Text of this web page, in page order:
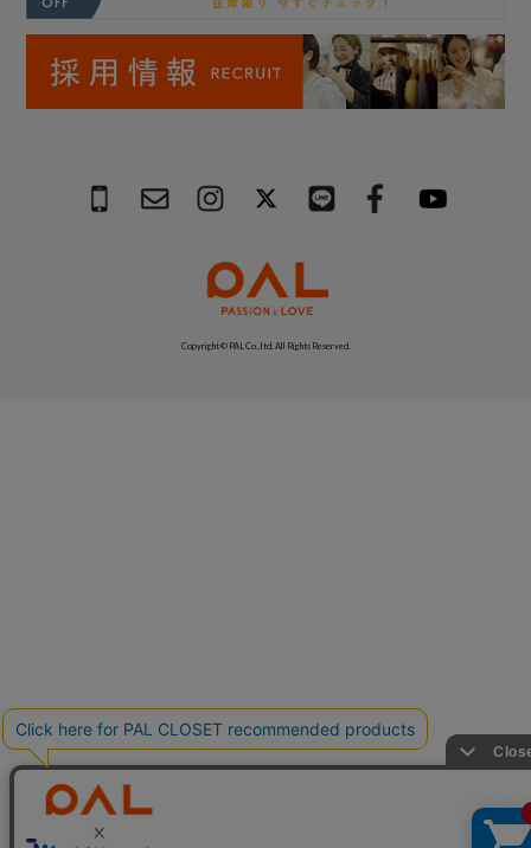
Copyright © PAL Co.,ltd. All Rights Reserved.